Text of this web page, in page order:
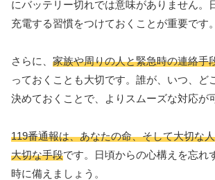
にバッテリー切れでは意味がありません。
充電する習慣をつけておくことが重要です。
さらに、 家族や周りの人と緊急時の連絡手
っておくことも大切です。誰が、いつ、ど
決めておくことで、よりスムーズな対応が
119番通報は、あなたの命、そして大切な
大切な手段です。日頃からの心構えを忘れ
時に備えましょう。